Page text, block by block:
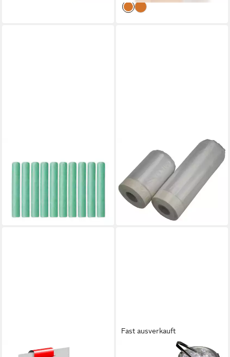
EASY WORK
Abdeckfolie Malerkreppband
mit Folie 2 Rollen Abdeckfolie
Abdeckplane mit Krepp
7,99 €
(0,20 €/ 1 m)
lieferbar - in 2-3 Werktagen bei dir
EASYMAXX
Fast ausverkauft